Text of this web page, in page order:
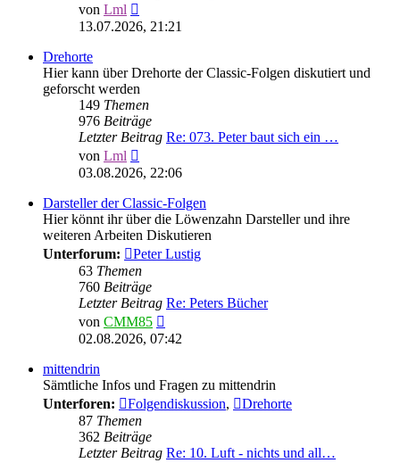
von Lml
Beitrag
13.07.2026, 21:21
Drehorte
Hier kann über Drehorte der Classic-Folgen diskutiert und
geforscht werden
149 Themen
976 Beiträge
Letzter Beitrag Re: 073. Peter baut sich ein …
von Lml
Beitrag
03.08.2026, 22:06
Darsteller der Classic-Folgen
Hier könnt ihr über die Löwenzahn Darsteller und ihre
weiteren Arbeiten Diskutieren
Unterforum:
Peter Lustig
63 Themen
760 Beiträge
Letzter Beitrag Re: Peters Bücher
von CMM85
Beitrag
02.08.2026, 07:42
mittendrin
Sämtliche Infos und Fragen zu mittendrin
Unterforen:
Folgendiskussion,
Drehorte
87 Themen
362 Beiträge
Letzter Beitrag Re: 10. Luft - nichts und all…